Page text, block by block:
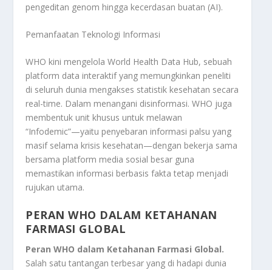
pengeditan genom hingga kecerdasan buatan (AI).
Pemanfaatan Teknologi Informasi
WHO kini mengelolaWorld Health Data Hub, sebuah
platform data interaktif yang memungkinkan peneliti
di seluruh dunia mengakses statistik kesehatan secara
real-time. Dalam menangani disinformasi. WHO juga
membentuk unit khusus untuk melawan
“Infodemic”—yaitu penyebaran informasi palsu yang
masif selama krisis kesehatan—dengan bekerja sama
bersama platform media sosial besar guna
memastikan informasi berbasis fakta tetap menjadi
rujukan utama.
PERAN WHO DALAM KETAHANAN
FARMASI GLOBAL
Peran WHO dalam Ketahanan Farmasi Global.
Salah satu tantangan terbesar yang di hadapi dunia